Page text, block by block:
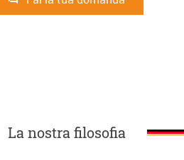
La nostra filosofia